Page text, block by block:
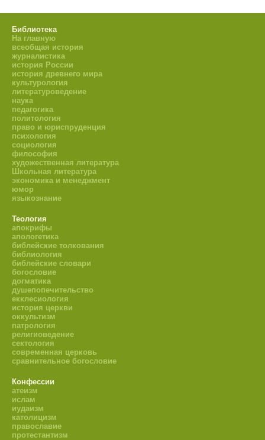
Библиотека
На главную
всеобщая история
журналистика
история России
история древнего мира
культурология
литературоведение
наука
педагогика
политология
право и юриспруденция
психология
социология
философия
художественная литература
Школьная литература
экономика и менеджмент
юмор
языкознание
Теология
апокрифы
апологетика
библейские толкования
библиология
библейские словари
богословие
догматика
душепопечительство
екклесиология
история церкви
оккультизм
патрология
религиоведение
сектология
современная церковь
сравнительное богословие
Конфессии
атеизм
ислам
иудаизм
католицизм
православие
протестантизм